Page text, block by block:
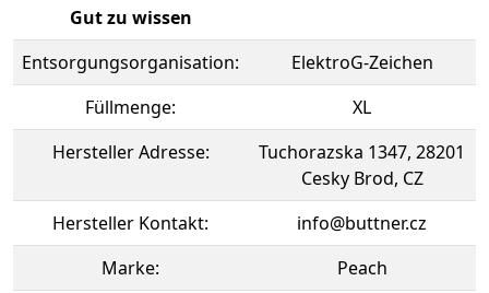
Gut zu wissen
Entsorgungsorganisation:
ElektroG-Zeichen
Füllmenge:
XL
Hersteller Adresse:
Tuchorazska 1347, 28201
Cesky Brod, CZ
Hersteller Kontakt:
info@buttner.cz
Marke:
Peach